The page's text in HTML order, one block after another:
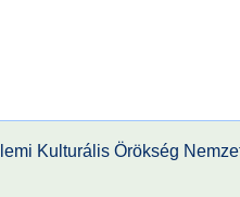
Kulturális Örökség